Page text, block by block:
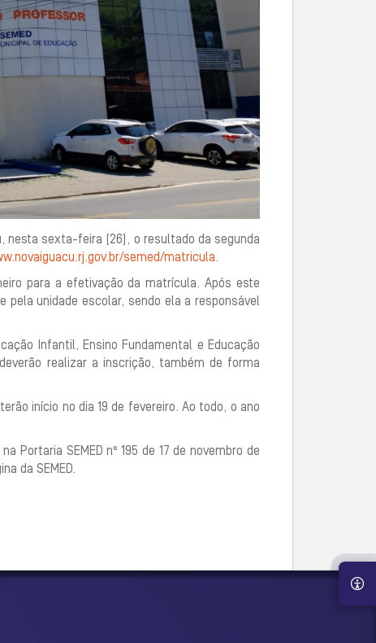
nesta sexta-feira (26), o resultado da segunda
semed/matricula.
para a efetivação da matrícula. Após este
pela unidade escolar, sendo ela a responsável
Infantil, Ensino Fundamental e Educação
realizar a inscrição, também de forma
início no dia 19 de fevereiro. Ao todo, o ano
Portaria SEMED nº 195 de 17 de novembro de
da SEMED.